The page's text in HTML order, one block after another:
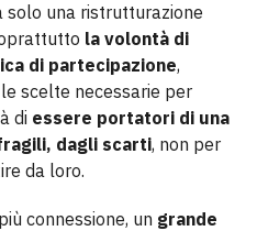
una ristrutturazione
la volontà di
di partecipazione,
scelte necessarie per
di essere portatori di una
dagli scarti, non per
da loro.
connessione, un grande